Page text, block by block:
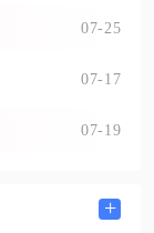
07-25
07-17
07-19
+